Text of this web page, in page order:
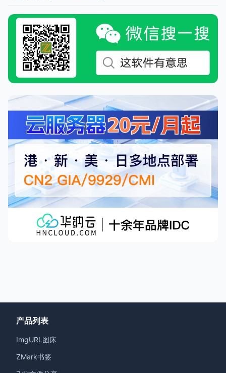
产品列表
ImgURL图床
ZMark书签